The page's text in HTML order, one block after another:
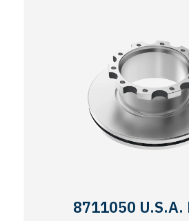
8711050 U.S.A.